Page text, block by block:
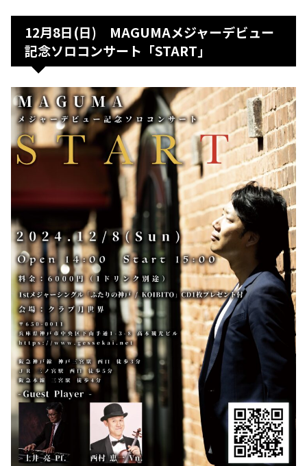
12月8日(日) MAGUMAメジャーデビュー
記念ソロコンサート「START」